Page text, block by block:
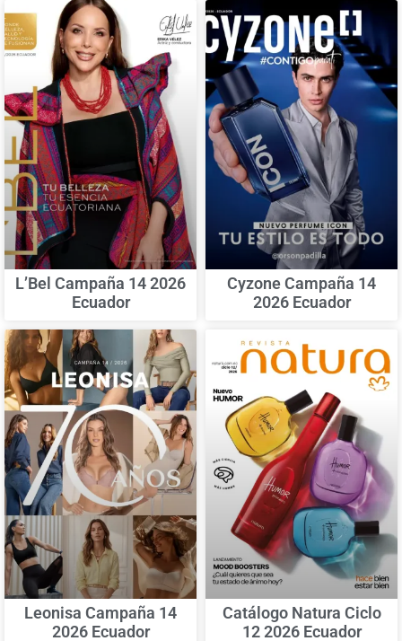
L’Bel Campaña 14 2026
Ecuador
Cyzone Campaña 14
2026 Ecuador
Leonisa Campaña 14
2026 Ecuador
Catálogo Natura Ciclo
12 2026 Ecuador